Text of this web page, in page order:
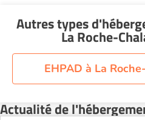
Autres types
La Roche-
EHPAD à La
Actualité de